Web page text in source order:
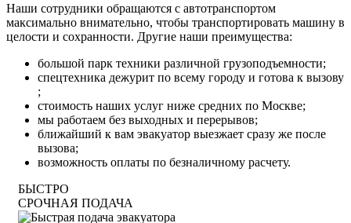
Наши сотрудники обращаются с автотранспортом
максимально внимательно, чтобы транспортировать машину в
целости и сохранности. Другие наши преимущества:
большой парк техники различной грузоподъемности;
спецтехника дежурит по всему городу и готова к вызову
;
стоимость наших услуг ниже средних по Москве;
мы работаем без выходных и перерывов;
ближайший к вам эвакуатор выезжает сразу же после
вызова;
возможность оплаты по безналичному расчету.
БЫСТРО
СРОЧНАЯ ПОДАЧА